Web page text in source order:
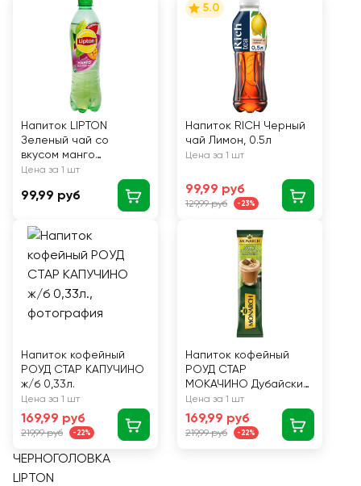
Напиток LIPTON
Зеленый чай со
вкусом манго
негазированный, 0.5л
Цена за 1 шт
99,99 руб
5.0
Напиток RICH Черный
чай Лимон, 0.5л
Цена за 1 шт
99,99 руб
129,99 руб -23%
Напиток кофейный
РОУД СТАР КАПУЧИНО
ж/б 0,33л.
Цена за 1 шт
169,99 руб
219,99 руб -22%
Напиток кофейный
РОУД СТАР
МОКАЧИНО Дубайский
шоколад ж/б 0,33л.
Цена за 1 шт
169,99 руб
219,99 руб -22%
ЧЕРНОГОЛОВКА
LIPTON